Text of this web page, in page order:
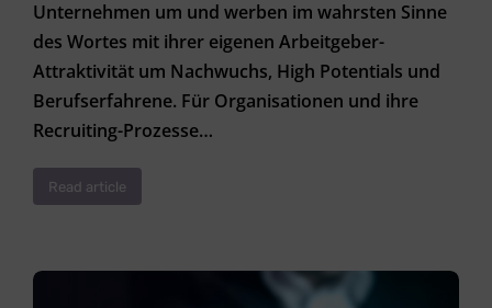
Unternehmen um und werben im wahrsten Sinne
des Wortes mit ihrer eigenen Arbeitgeber-
Attraktivität um Nachwuchs, High Potentials und
Berufserfahrene. Für Organisationen und ihre
Recruiting-Prozesse…
Read article